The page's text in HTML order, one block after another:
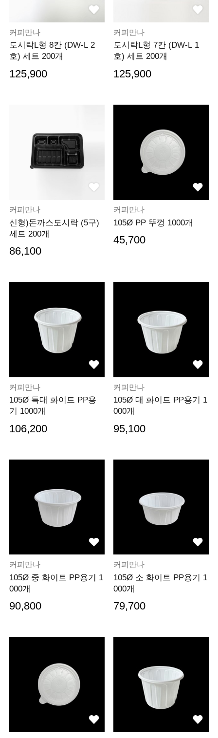
커피만나
도시락L형 8칸 (DW-L 2
호) 세트 200개
125,900
커피만나
도시락L형 7칸 (DW-L 1
호) 세트 200개
125,900
커피만나
신형)돈까스도시락 (5구)
세트 200개
86,100
커피만나
105Ø PP 뚜껑 1000개
45,700
커피만나
105Ø 특대 화이트 PP용
기 1000개
106,200
커피만나
105Ø 대 화이트 PP용기 1
000개
95,100
커피만나
105Ø 중 화이트 PP용기 1
000개
90,800
커피만나
105Ø 소 화이트 PP용기 1
000개
79,700